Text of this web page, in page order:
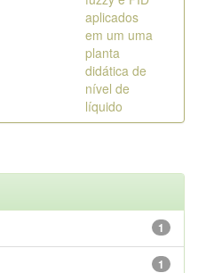
aplicados
em um uma
planta
didática de
nível de
líquido
1
1